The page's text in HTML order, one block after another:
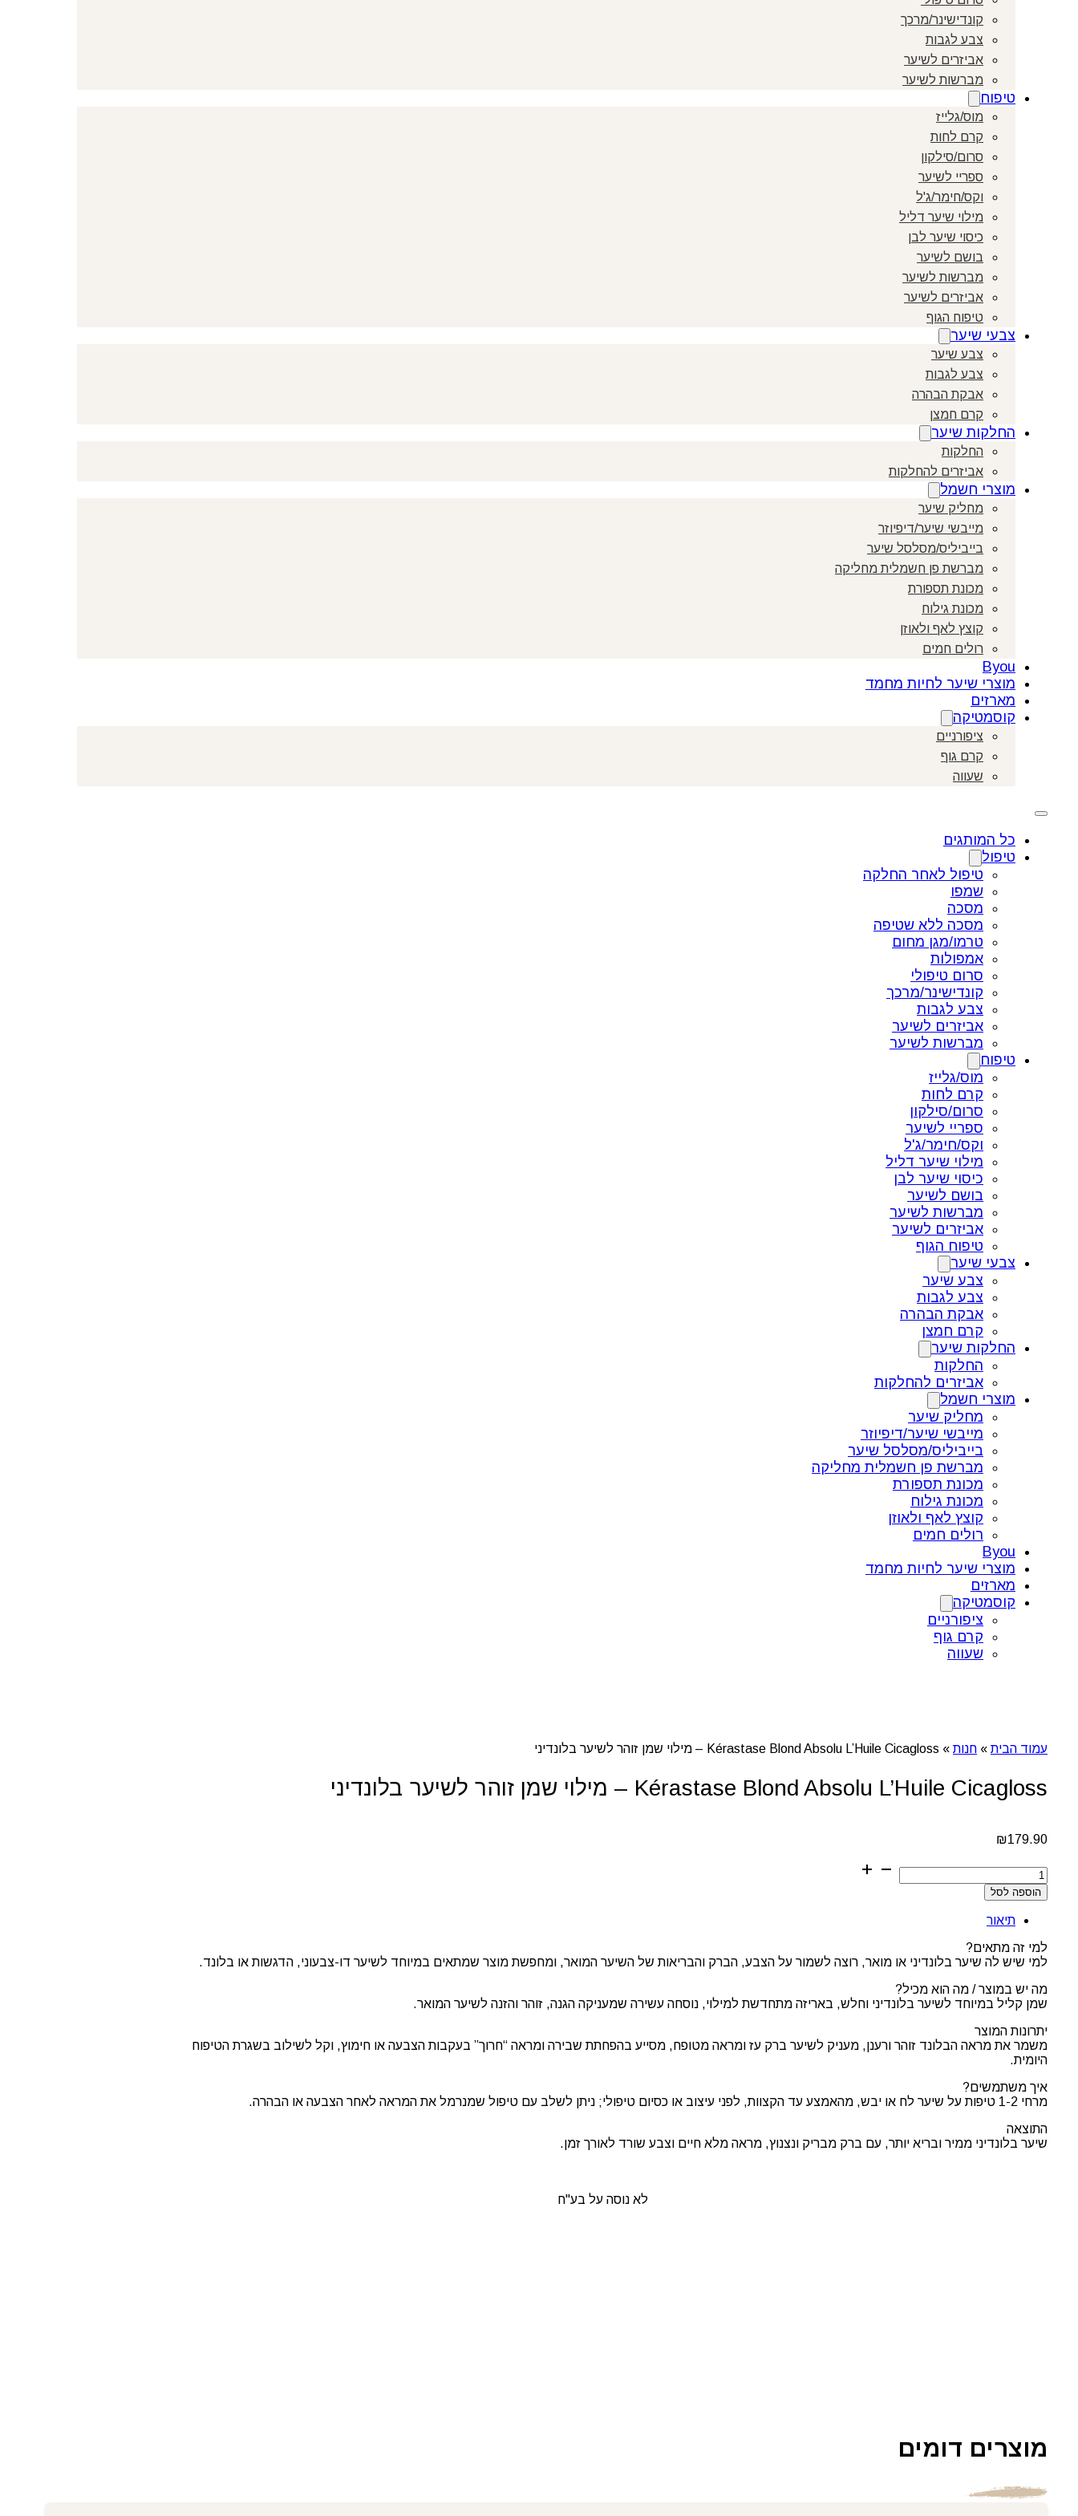
קונדישינר/מרכך
צבע לגבות
אביזרים לשיער
מברשות לשיער
טיפוח
מוס/גלייז
קרם לחות
סרום/סילקון
ספריי לשיער
וקס/חימר/ג'ל
מילוי שיער דליל
כיסוי שיער לבן
בושם לשיער
מברשות לשיער
אביזרים לשיער
טיפוח הגוף
צבעי שיער
צבע שיער
צבע לגבות
אבקת הבהרה
קרם חמצן
החלקות שיער
החלקות
אביזרים להחלקות
מוצרי חשמל
מחליק שיער
מייבשי שיער/דיפיוזר
בייביליס/מסלסל שיער
מברשת פן חשמלית מחליקה
מכונת תספורת
מכונת גילוח
קוצץ לאף ולאוזן
רולים חמים
Byou
מוצרי שיער לחיות מחמד
מארזים
קוסמטיקה
ציפורניים
קרם גוף
שעווה
כל המותגים
טיפול
טיפול לאחר החלקה
שמפו
מסכה
מסכה ללא שטיפה
טרמו/מגן מחום
אמפולות
סרום טיפולי
קונדישינר/מרכך
צבע לגבות
אביזרים לשיער
מברשות לשיער
טיפוח
מוס/גלייז
קרם לחות
סרום/סילקון
ספריי לשיער
וקס/חימר/ג'ל
מילוי שיער דליל
כיסוי שיער לבן
בושם לשיער
מברשות לשיער
אביזרים לשיער
טיפוח הגוף
צבעי שיער
צבע שיער
צבע לגבות
אבקת הבהרה
קרם חמצן
החלקות שיער
החלקות
אביזרים להחלקות
מוצרי חשמל
מחליק שיער
מייבשי שיער/דיפיוזר
בייביליס/מסלסל שיער
מברשת פן חשמלית מחליקה
מכונת תספורת
מכונת גילוח
קוצץ לאף ולאוזן
רולים חמים
Byou
מוצרי שיער לחיות מחמד
מארזים
קוסמטיקה
ציפורניים
קרם גוף
שעווה
עמוד הבית » חנות » Kérastase Blond Absolu L’Huile Cicagloss – מילוי שמן זוהר לשיער בלונדיני
Kérastase Blond Absolu L’Huile Cicagloss – מילוי שמן זוהר לשיער בלונדיני
₪179.90
כמות
של
Kérastase
Absolu
L’Huile
Cicagloss
–
שמן
זוהר
לשיער
בלונדיני
הוספה לסל
תיאור
למי זה מתאים?
למי שיש לה שיער בלונדיני או מואר, רוצה לשמור על הצבע, הברק והבריאות של השיער המואר, ומחפשת מוצר שמתאים במיוחד לשיער דו-צבעוני, הדגשות או בלונד.
מה יש במוצר / מה הוא מכיל?
שמן קליל במיוחד לשיער בלונדיני וחלש, באריזה מתחדשת למילוי, נוסחה עשירה שמעניקה הגנה, זוהר והזנה לשיער המואר.
יתרונות המוצר
משמר את מראה הבלונד זוהר ורענן, מעניק לשיער ברק עז ומראה מטופח, מסייע בהפחתת שבירה ומראה “חרוך” בעקבות הצבעה או חימוץ, וקל לשילוב בשגרת הטיפוח
היומית.
איך משתמשים?
מרחי 1-2 טיפות על שיער לח או יבש, מהאמצע עד הקצוות, לפני עיצוב או כסיום טיפולי; ניתן לשלב עם טיפול שמנרמל את המראה לאחר הצבעה או הבהרה.
התוצאה
שיער בלונדיני ממיר ובריא יותר, עם ברק מבריק ונצנוץ, מראה מלא חיים וצבע שורד לאורך זמן.
לא נוסה על בע"ח
מוצרים דומים